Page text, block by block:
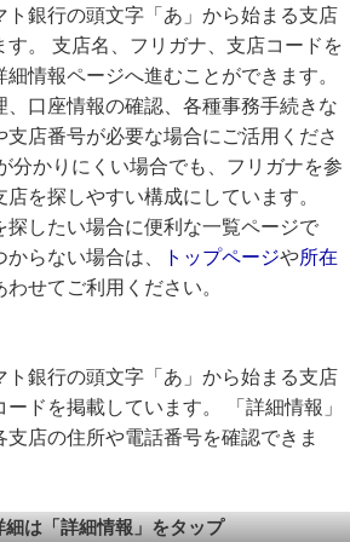
ト銀行の頭文字「あ」から始まる支店
す。 支店名、フリガナ、支店コードを
情報ページへ進むことができます。
、口座情報の確認、各種事務手続きな
支店番号が必要な場合にご活用くださ
分かりにくい場合でも、フリガナを参
を探しやすい構成にしています。
探したい場合に便利な一覧ページで
らない場合は、
トップページや所在
わせてご利用ください。
ト銀行の頭文字「あ」から始まる支店
ドを掲載しています。 「詳細情報」
支店の住所や電話番号を確認できま
細は「詳細情報」をタップ